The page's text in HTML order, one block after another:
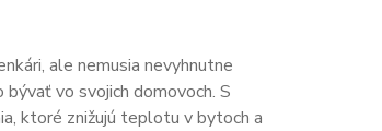
ale nemusia nevyhnutne
vo svojich domovoch. S
ktoré znižujú teplotu v bytoch a